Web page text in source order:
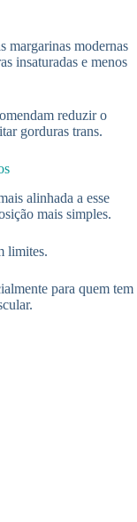
margarinas modernas
insaturadas e menos
reduzir o
gorduras trans.
alinhada a esse
mais simples.
limites.
para quem tem